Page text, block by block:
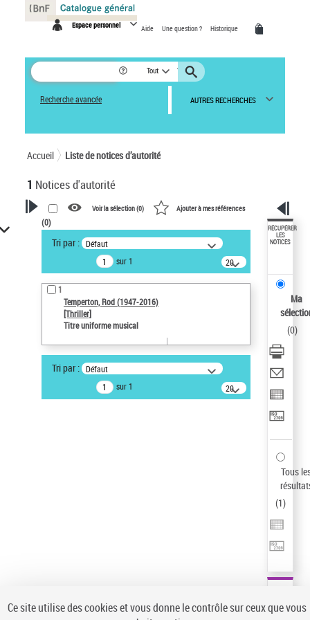
Espace personnel Aide Une question ? Historique
Tout
Recherche avancée AUTRES RECHERCHES
Accueil Liste de notices d’autorité
1 Notices d'autorité
VOTRE RECHERCHE
Recherche avancée dans les
notices d’autorité
Œuvres liées à l'auteur :
Temperton, Rod (1947-2016)
Type de notice d'autorité
Titre uniforme musical
Voir la sélection (0) Ajouter à mes références
(0)
Tri par : Défaut
sur 1
20
résultats/page
1
Temperton, Rod (1947-2016)
[Thriller]
Titre uniforme musical
Tri par : Défaut
sur 1
20
résultats/page
RÉCUPÉRER
LES
NOTICES
Ma
(0)
Tous
(1)
Panneau de gestion des cookies
Ce site utilise des cookies et vous donne le contrôle sur ceux que vous